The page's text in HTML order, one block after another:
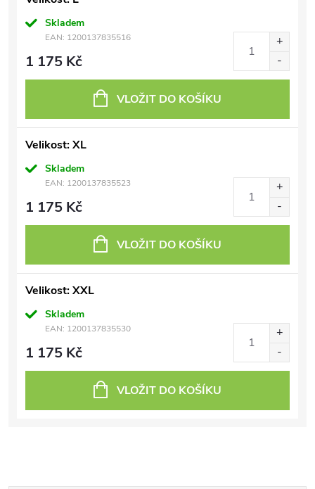
Skladem
EAN: 1200137835516
1 175 Kč
VLOŽIT DO KOŠÍKU
Velikost: XL
Skladem
EAN: 1200137835523
1 175 Kč
VLOŽIT DO KOŠÍKU
Velikost: XXL
Skladem
EAN: 1200137835530
1 175 Kč
VLOŽIT DO KOŠÍKU